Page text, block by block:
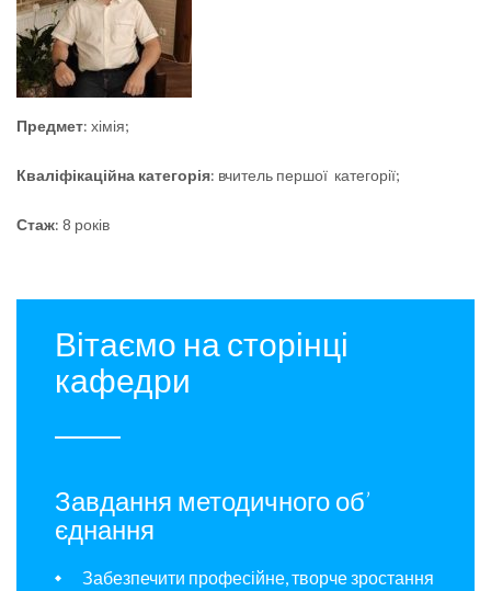
Предмет: хімія;
Кваліфікаційна категорія: вчитель першої категорії;
Стаж: 8 років
Вітаємо на сторінці
кафедри
Завдання методичного об’
єднання
Забезпечити професійне, творче зростання